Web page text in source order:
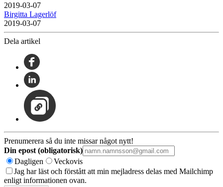
2019-03-07
Birgitta Lagerlöf
2019-03-07
Dela artikel
Prenumerera så du inte missar något nytt!
Din epost (obligatorisk)
Dagligen
Veckovis
Jag har läst och förstått att min mejladress delas med Mailchimp
enligt informationen ovan.